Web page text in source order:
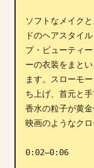
ソフトなメイク
ドのヘアスタイ
プ・ビューティ
ーの衣装をまと
ます。スローモ
ち上げ、首元と
香水の粒子が黄
映画のようなク
0:02–0:06